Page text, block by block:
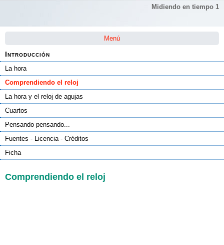
Midiendo en tiempo 1
Menú
Introducción
La hora
Comprendiendo el reloj
La hora y el reloj de agujas
Cuartos
Pensando pensando...
Fuentes - Licencia - Créditos
Ficha
Comprendiendo el reloj